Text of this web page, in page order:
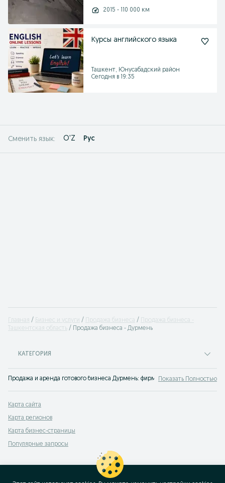
2015 - 110 000 км
Курсы английского языка
Ташкент, Юнусабадский район
Сегодня в 19:35
Сменить язык: O'Z Рус
Главная Бизнес и услуги Продажа бизнеса
Продажа бизнеса -
Ташкентская область
Продажа бизнеса - Дурмень
КАТЕГОРИЯ
Продажа и аренда готового бизнеса Дурмень: фирмы, производства,
Показать Полностью
Карта сайта
Карта регионов
Карта бизнес-страницы
Популярные запросы